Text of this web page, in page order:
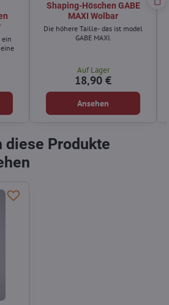
ein
Shaping-Höschen GABE
MAXI Wolbar
Die höhere Taille- das ist model
GABE MAXI.
Auf Lager
18,90 €
Ansehen
diese Produkte